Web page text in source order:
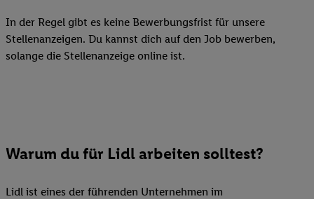
In der Regel gibt es keine Bewerbungsfrist für unsere
Stellenanzeigen. Du kannst dich auf den Job bewerben,
solange die Stellenanzeige online ist.
Warum du für Lidl arbeiten solltest?
Lidl ist eines der führenden Unternehmen im